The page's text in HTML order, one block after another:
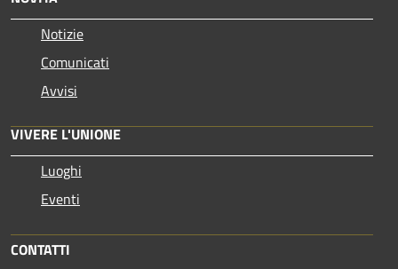
Notizie
Comunicati
Avvisi
VIVERE L'UNIONE
Luoghi
Eventi
CONTATTI